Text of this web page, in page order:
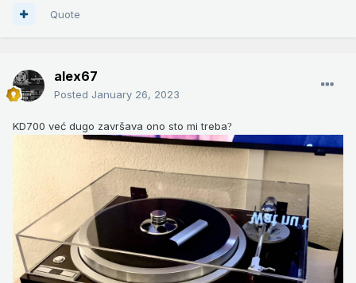
Quote
alex67
Posted January 26, 2023
KD700 već dugo završava ono sto mi treba?